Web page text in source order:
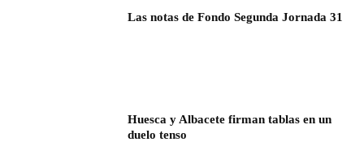
Las notas de Fondo Segunda Jornada 31
Huesca y Albacete firman tablas en un
duelo tenso